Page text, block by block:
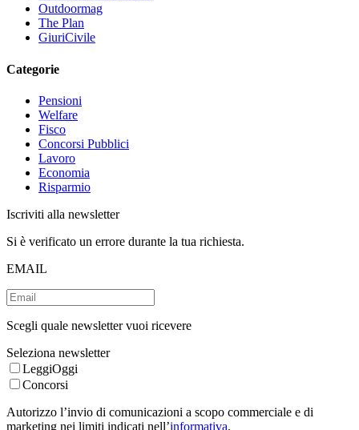
Outdoormag
The Plan
GiuriCivile
Categorie
Pensioni
Welfare
Fisco
Concorsi Pubblici
Lavoro
Economia
Risparmio
Iscriviti alla newsletter
Si è verificato un errore durante la tua richiesta.
EMAIL
Scegli quale newsletter vuoi ricevere
Seleziona newsletter
LeggiOggi
Concorsi
Autorizzo l’invio di comunicazioni a scopo commerciale e di
marketing nei limiti indicati nell’informativa.